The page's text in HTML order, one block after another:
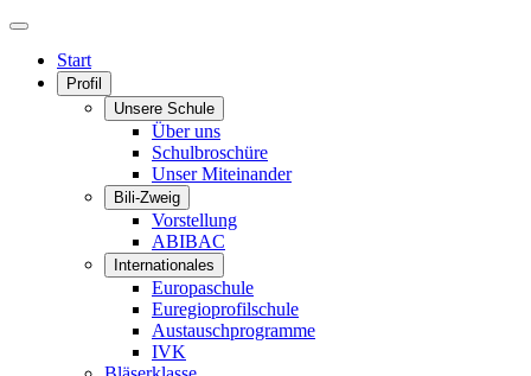
Start
Profil
Unsere Schule
Über uns
Schulbroschüre
Unser Miteinander
Bili-Zweig
Vorstellung
ABIBAC
Internationales
Europaschule
Euregioprofilschule
Austauschprogramme
IVK